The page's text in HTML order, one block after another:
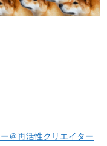
＠再活性クリエイター